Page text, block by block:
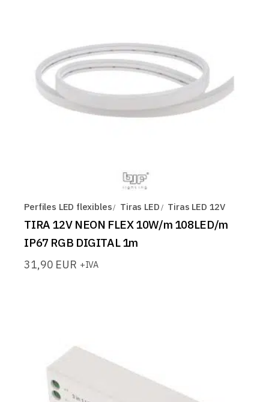
Perfiles LED flexibles Tiras LED Tiras LED 12V
TIRA 12V NEON FLEX 10W/m 108LED/m
IP67 RGB DIGITAL 1m
31,90 EUR +IVA